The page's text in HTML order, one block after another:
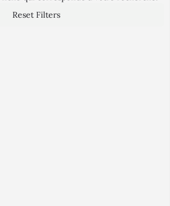
Reset Filters